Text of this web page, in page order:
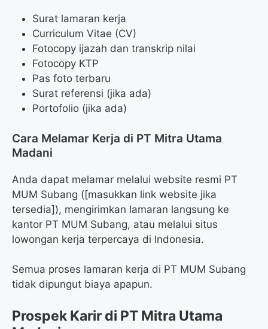
Surat lamaran kerja
Curriculum Vitae (CV)
Fotocopy ijazah dan transkrip nilai
Fotocopy KTP
Pas foto terbaru
Surat referensi (jika ada)
Portofolio (jika ada)
Cara Melamar Kerja di PT Mitra Utama
Madani
Anda dapat melamar melalui website resmi PT
MUM Subang ([masukkan link website jika
tersedia]), mengirimkan lamaran langsung ke
kantor PT MUM Subang, atau melalui situs
lowongan kerja terpercaya di Indonesia.
Semua proses lamaran kerja di PT MUM Subang
tidak dipungut biaya apapun.
Prospek Karir di PT Mitra Utama